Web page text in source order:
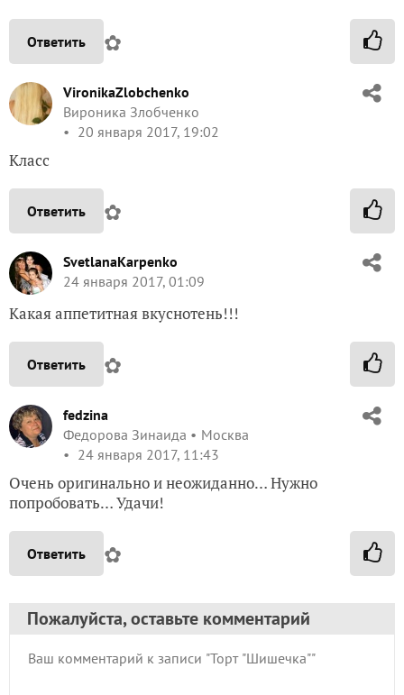
Ответить ✿
VironikaZlobchenko
Вироника Злобченко
20 января 2017, 19:02
Класс
Ответить ✿
SvetlanaKarpenko
24 января 2017, 01:09
Какая аппетитная вкуснотень!!!
Ответить ✿
fedzina
Федорова Зинаида
Москва
24 января 2017, 11:43
Очень оригинально и неожиданно… Нужно
попробовать… Удачи!
Ответить ✿
Пожалуйста, оставьте комментарий